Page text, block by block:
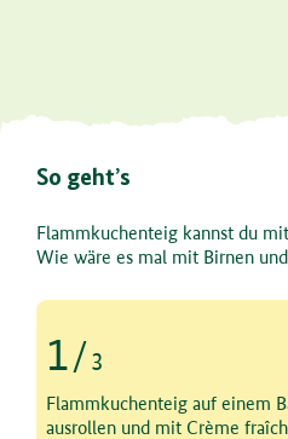
So geht’s
Flammkuchenteig kannst du
Wie wäre es mal mit Birnen
1/3
Schritt 1 von 3
Flammkuchenteig auf einem
ausrollen und mit Crème